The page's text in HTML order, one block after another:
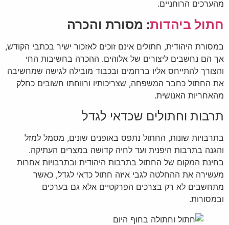
מהערכים הרוחניים.
חתול ביהדות: מסורת והכרה
במסורת היהודית, חתולים אינם זוכים לאזכור ישיר בכתבי הקודש,
אך הם נחשבים ליצורים של אלוהים. ההכרה בחשיבות החי
והצורך להתייחס אליו ברחמים ובכבוד מובילה לגישה שמחשיבה
את החתול כחבר המשפחה, שצריכותיו ורווחתו חשובים כחלק
מהאחריות האנושית.
תרבות וחתולים שכדאי לגדל
בתרבויות שונות, החתול נתפס באופנים שונים, מסמל למזל
והגנה בתרבות היפנית ועד לחיה קדושה במצרים העתיקה.
בחינת המקום של החתול בתרבות היהודית ובתרבויות אחרות
מעשירה את ההחלטה לגבי איזה חתול כדאי לגדל, כאשר
מתחשבים לא רק בצרכים הפרקטיים אלא גם בערכים
ובמסורות.